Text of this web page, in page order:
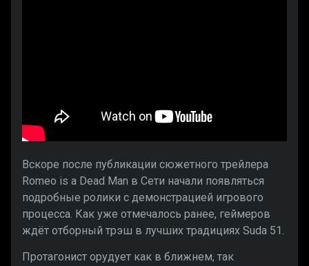
Вскоре после публикации сюжетного трейлера
Romeo is a Dead Man в Сети начали появляться
подробные ролики с демонстрацией игрового
процесса. Как уже отмечалось ранее, геймеров
ждёт отборный трэш в лучших традициях Suda 51.
Протагонист орудует как в ближнем, так